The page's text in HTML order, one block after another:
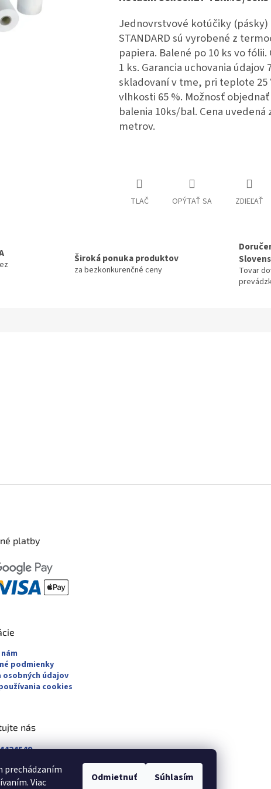
prechádzaním
Viac
Odmietnuť Súhlasím
Jednovrstvové kotúčiky (pásky)
STANDARD sú vyrobené z
papiera. Balené po 10 ks vo fólii.
1 ks. Garancia uchovania údajov
skladovaní v tme, pri teplote 25
vlhkosti 65 %. Možnosť
balenia 10ks/bal. Cena uvedená
metrov.
TLAČ OPÝTAŤ SA ZDIEĽAŤ
Široká ponuka produktov
za bezkonkurenčné ceny
Tovar
platby
podmienky
osobných údajov
cookies
nás